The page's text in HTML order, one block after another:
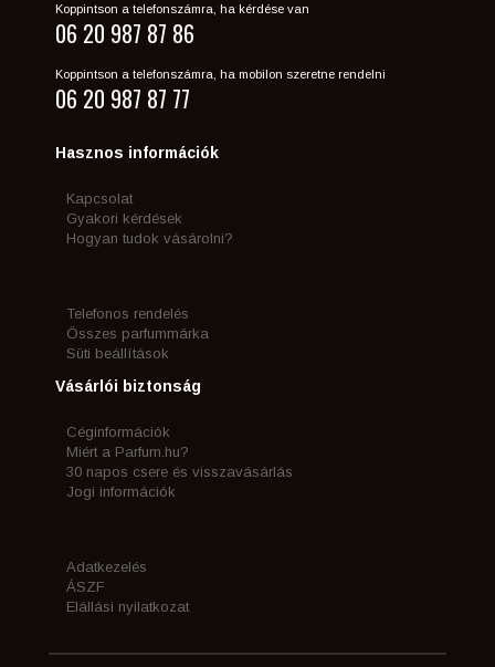
Koppintson a telefonszámra, ha kérdése van
06 20 987 87 86
Koppintson a telefonszámra, ha mobilon szeretne rendelni
06 20 987 87 77
Hasznos információk
Kapcsolat
Gyakori kérdések
Hogyan tudok vásárolni?
Telefonos rendelés
Összes parfummárka
Süti beállítások
Vásárlói biztonság
Céginformációk
Miért a Parfum.hu?
30 napos csere és visszavásárlás
Jogi információk
Adatkezelés
ÁSZF
Elállási nyilatkozat